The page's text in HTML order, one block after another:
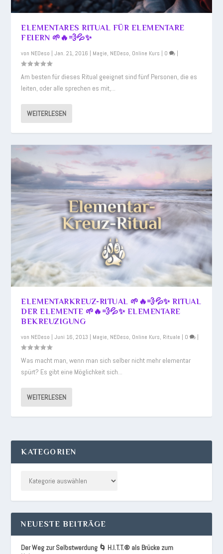
ELEMENTARES RITUAL FÜR ELEMENTARE
FEIERN 🌱🔥💨💦✨
von NEOeso |Jan. 21, 2016 | Magie, NEOeso, Online Kurs | 0 |
Am besten für dieses Ritual geeignet sind fünf Personen, die es
leiten, oder alle sprechen es mit,...
WEITERLESEN
ELEMENTARKREUZ-RITUAL 🌱🔥💨💦✨ RITUAL
DER ELEMENTE 🌱🔥💨💦✨ ELEMENTARE
BEKREUZIGUNG
von NEOeso |Juni 16, 2013 | Magie, NEOeso, Online Kurs, Rituale | 0 |
Was macht man, wenn man sich selber nicht mehr elementar
spürt? Es gibt eine Möglichkeit sich...
WEITERLESEN
KATEGORIEN
NEUESTE BEITRÄGE
Der Weg zur Selbstwerdung 🌀 H.I.T.T.® als Brücke zum